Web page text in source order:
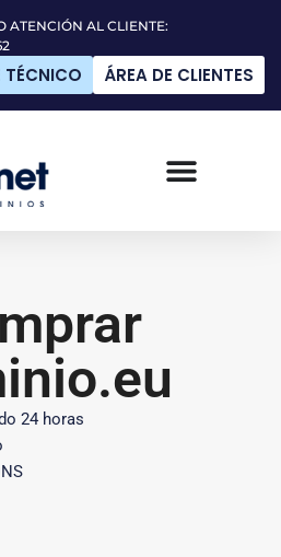
ATENCIÓN AL CLIENTE:
ÁREA DE CLIENTES
TÉCNICO
24 horas